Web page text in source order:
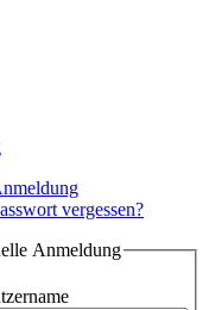
vergessen?
Anmeldung